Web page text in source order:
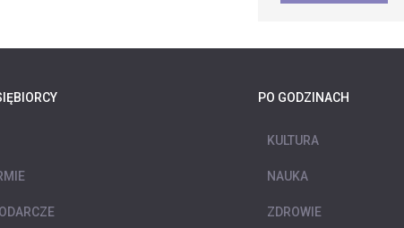
PO GODZINACH
KULTURA
NAUKA
ZDROWIE